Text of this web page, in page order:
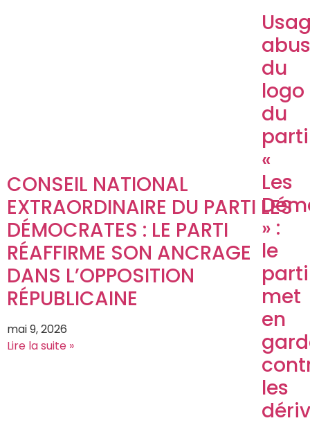
du
logo
du
parti
«
Les
» :
le
parti
met
en
les
CONSEIL NATIONAL
EXTRAORDINAIRE DU PARTI LES
DÉMOCRATES : LE PARTI
RÉAFFIRME SON ANCRAGE
DANS L’OPPOSITION
RÉPUBLICAINE
mai 9, 2026
Lire la suite »